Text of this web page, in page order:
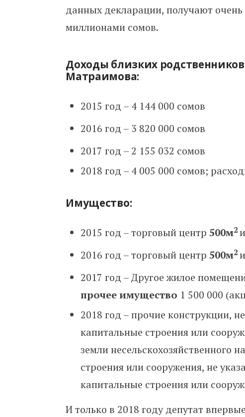
данных декларации, получают
миллионами сомов.
Доходы близких
Матраимова:
2015 год – 4 144 000 сомов
2016 год – 3 820 000 сомов
2017 год – 2 155 032 сомов
2018 год – 4 005 000 сомов;
Имущество:
2015 год – торговый центр500м2
2016 год – торговый центр500м2
2017 год – Другое жилое
прочее имущество 1 500 000
2018 год – прочие конструкции,
капитальные строения или
земли несельскохозяйственного
строения или сооружения, не
капитальные строения или
И только в 2018 году депутат